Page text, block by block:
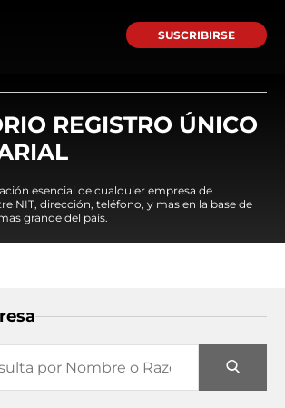
SUSCRIBIRSE
REGISTRO ÚNICO
esencial de cualquier empresa de
NIT, dirección, teléfono, y mas en la base de
grande del país.